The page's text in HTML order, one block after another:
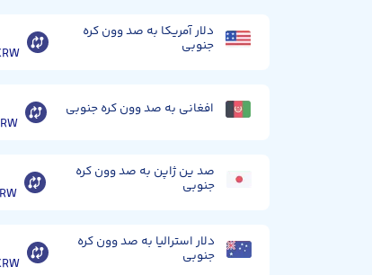
دلار آمریکا به صد وون کره
جنوبی
افغانی به صد وون کره جنوبی
صد ین ژاپن به صد وون کره
جنوبی
دلار استرالیا به صد وون کره
جنوبی